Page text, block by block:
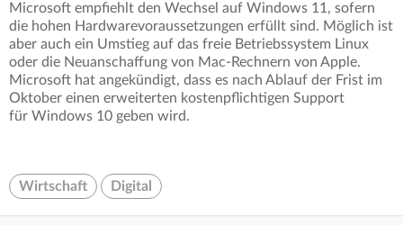
Microsoft empfiehlt den Wechsel auf Windows 11, sofern
die hohen Hardwarevoraussetzungen erfüllt sind. Möglich ist
aber auch ein Umstieg auf das freie Betriebssystem Linux
oder die Neuanschaffung von Mac-Rechnern von Apple.
Microsoft hat angekündigt, dass es nach Ablauf der Frist im
Oktober einen erweiterten kostenpflichtigen Support
für Windows 10 geben wird.
Wirtschaft Digital